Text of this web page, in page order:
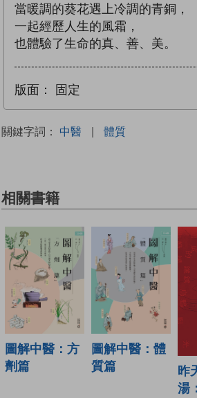
當暖調的葵花遇上冷調的青銅，
一起經歷人生的風霜，
也體驗了生命的真、善、美。
版面： 固定
關鍵字詞： 中醫 | 體質
相關書籍
圖解中醫：方
劑篇
圖解中醫：體
質篇
昨
湯